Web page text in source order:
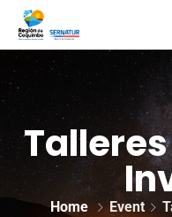
Home Event